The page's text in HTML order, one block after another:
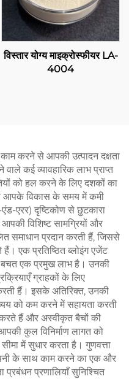
विस्तार योग्य माइक्रोस्फीयर LA-
4004
करने से आपकी उत्पादन दक्षता
कई व्यावहारिक लाभ प्राप्त
को हल करने के लिए दशकों का
आपके विकास के समय में कमी
एरर) दृष्टिकोण से छुटकारा
विशिष्ट सामग्रियों और
प्रदान करती हैं, जिससे
हैं। एक प्रतिष्ठित ब्लोइंग एजेंट
बचत एक प्रमुख लाभ है। उनकी
ग्राहकों के लिए
करती हैं। इसके अतिरिक्त, उनकी
को कम करने में सहायता करती
करते हैं और अस्वीकृत बैचों की
कुल विनिर्माण लागत को
में सुधार करता है। गुणवत्ता
के साथ काम करने का एक और
प्रबंधन प्रणालियाँ सुनिश्चित